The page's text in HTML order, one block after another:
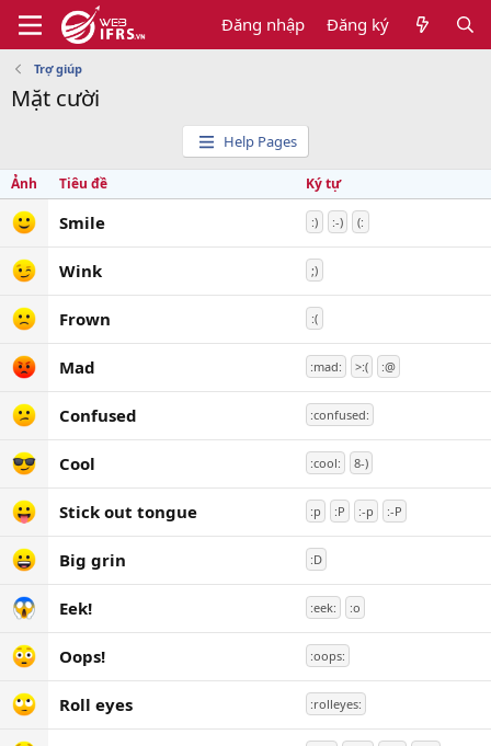
Đăng nhập Đăng ký
Trợ giúp
Mặt cười
Help Pages
Ảnh Tiêu đề Ký tự
Smile :) :-) (:
Wink ;)
Frown :(
Mad :mad: >:( :@
Confused :confused:
Cool :cool: 8-)
Stick out tongue :p :P :-p :-P
Big grin :D
Eek! :eek: :o
Oops! :oops:
Roll eyes :rolleyes: